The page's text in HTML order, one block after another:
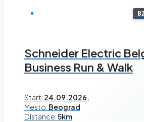
Schneider Electric
Business Run & Walk
Start: 24.09.2026.
Mesto: Beograd
Distance:5km